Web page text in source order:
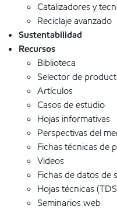
Catalizadores y
Reciclaje avanzado
Sustentabilidad
Recursos
Biblioteca
Selector de
Artículos
Casos de estudio
Hojas informativas
Perspectivas del
Fichas técnicas de
Videos
Fichas de datos de
Hojas técnicas
Seminarios web